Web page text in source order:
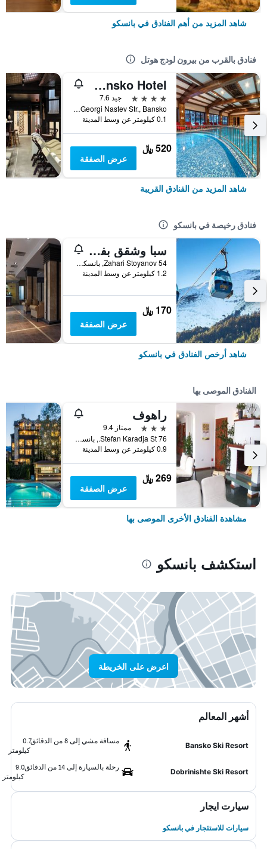
شاهد المزيد من أهم الفنادق في بانسكو
فنادق بالقرب من بيرون لودج هوتل
Lion Bansko Hotel
4 نجوم
جيد 7.6
Georgi Nastev Str., Bansko, بانسكو, بلغاريا
0.1 كيلومتر عن وسط المدينة
520 ﷼
عرض الصفقة
شاهد المزيد من الفنادق القريبة
فنادق رخيصة في بانسكو
سبا وشقق بفندق ماونتن رومانس
Zahari Stoyanov 54, بانسكو, بلغاريا
1.2 كيلومتر عن وسط المدينة
170 ﷼
عرض الصفقة
شاهد أرخص الفنادق في بانسكو
الفنادق الموصى بها
راهوف
3 نجوم
ممتاز 9.4
76 Stefan Karadja St., بانسكو, بلغاريا
0.9 كيلومتر عن وسط المدينة
269 ﷼
عرض الصفقة
مشاهدة الفنادق الأخرى الموصى بها
استكشف بانسكو
اعرض على الخريطة
أشهر المعالم
Bansko Ski Resort
مسافة مشي إلى 8 من الدقائق
0.7
كيلومتر
Dobrinishte Ski Resort
رحلة بالسيارة إلى 14 من الدقائق
9.0
كيلومتر
سيارت ايجار
سيارات للاستئجار في بانسكو